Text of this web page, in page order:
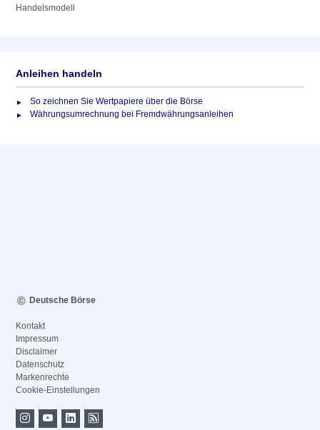
Handelsmodell
Anleihen handeln
So zeichnen Sie Wertpapiere über die Börse
Währungsumrechnung bei Fremdwährungsanleihen
Deutsche Börse
Kontakt
Impressum
Disclaimer
Datenschutz
Markenrechte
Cookie-Einstellungen